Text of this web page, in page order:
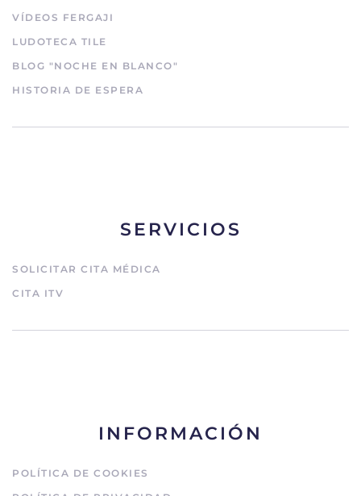
VÍDEOS FERGAJI
LUDOTECA TILE
BLOG "NOCHE EN BLANCO"
HISTORIA DE ESPERA
SERVICIOS
SOLICITAR CITA MÉDICA
CITA ITV
INFORMACIÓN
POLÍTICA DE COOKIES